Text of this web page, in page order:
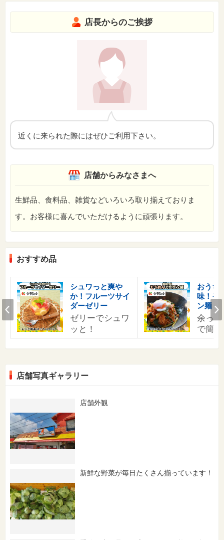
店長からのご挨拶
近くに来られた際にはぜひご利用下さい。
店舗からみなさまへ
生鮮品、食料品、雑貨などいろいろ取り揃えておりま
す。お客様に喜んでいただけるように頑張ります。
おすすめ品
シュワっと爽や
か！フルーツサイ
ダーゼリー
ゼリーでシュワ
ッと！
おうち
味！そ
ン麺
余っ
で簡
Prev
店舗写真ギャラリー
店舗外観
新鮮な野菜が毎日たくさん揃っています！